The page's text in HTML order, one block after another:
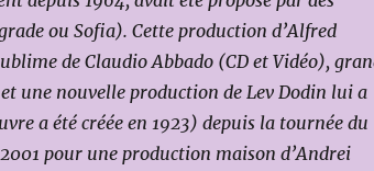
ou Sofia). Cette production d’Alfred
de Claudio Abbado (CD et Vidéo),
une nouvelle production de Lev Dodin lui a
a été créée en 1923) depuis la tournée du
pour une production maison d’Andrei